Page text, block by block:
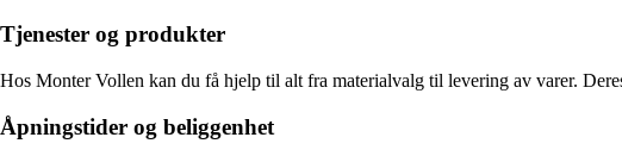
Tjenester og produkter
Hos Monter Vollen kan du få hjelp til alt fra materialvalg til levering av varer.
Åpningstider og beliggenhet